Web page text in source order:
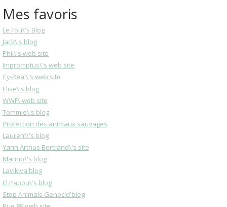
Mes favoris
Le Fou\'s Blog
Jack\'s blog
Phil\'s web site
Impromptus\'s web site
Cy-Real\'s web site
Elise\'s blog
WWF\'web site
Tommie\'s blog
Protection des animaux sauvages
Laurent\'s blog
Yann Arthus Bertrand\'s site
Marino\'s blog
Lavikiva'blog
El Papou\'s blog
Stop Animals Genocid'blog